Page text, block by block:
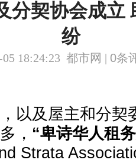
分契协会成立
纷
05 18:24:23 都市网 | 0条
以及屋主和分契
， “卑诗华人租
Strata